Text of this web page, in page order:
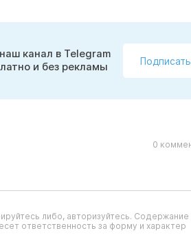
канал в Telegram
и без рекламы
0
либо, авторизуйтесь. Содержание
ответственность за форму и характер